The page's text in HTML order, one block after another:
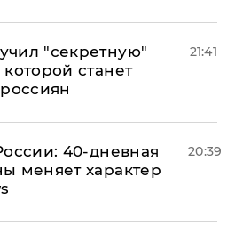
"секретную"
станет
21:41
40-дневная
меняет характер
20:39